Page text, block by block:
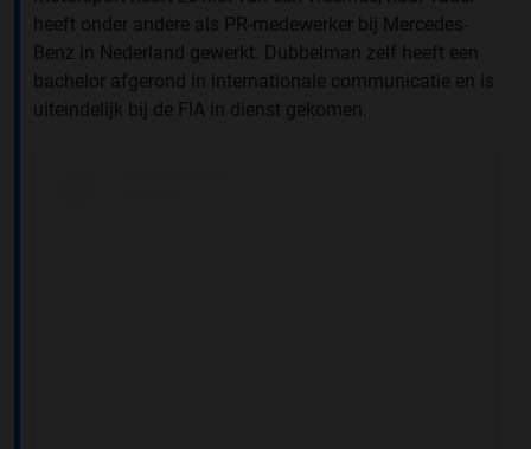
heeft onder andere als PR-medewerker bij Mercedes-
Benz in Nederland gewerkt. Dubbelman zelf heeft een
bachelor afgerond in internationale communicatie en is
uiteindelijk bij de FIA in dienst gekomen.